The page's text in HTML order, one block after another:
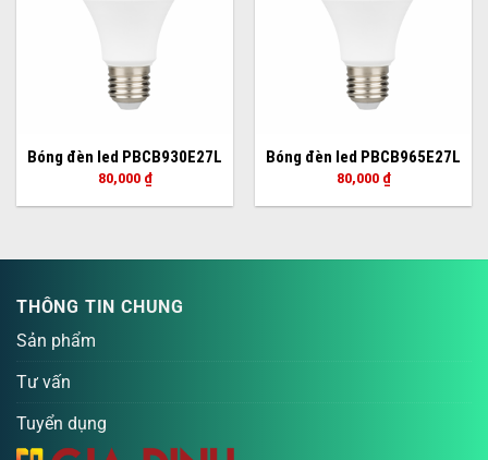
Bóng đèn led PBCB930E27L
80,000 ₫
Bóng đèn led PBCB965E27L
80,000 ₫
THÔNG TIN CHUNG
Sản phẩm
Tư vấn
Tuyển dụng